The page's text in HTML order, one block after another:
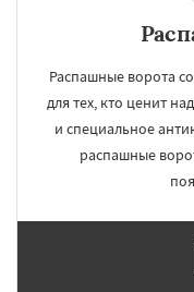
Распашные ворота
для тех, кто ценит
и специальное
распашные